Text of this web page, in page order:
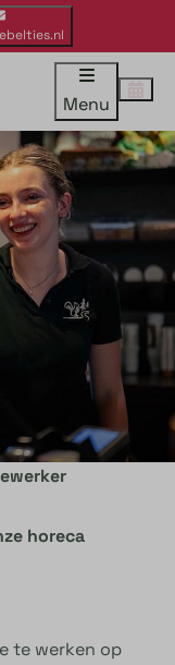
Menu
horeca
te werken op